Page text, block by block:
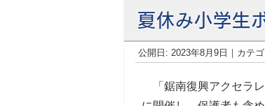
夏休み小学生
公開日: 2023年8月9日 （ 2023
｜カテ
「鋸南復興アクセラレ